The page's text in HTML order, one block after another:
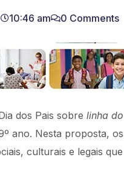
10:46 am 0 Comments
dos Pais sobre linha
ano. Nesta proposta,
culturais e legais